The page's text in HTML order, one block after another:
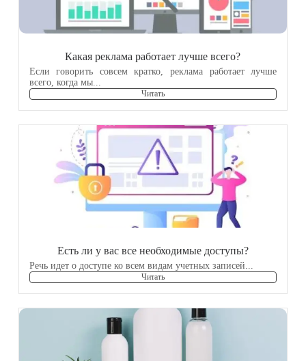
Какая реклама работает лучше всего?
Если говорить совсем кратко, реклама работает лучше
всего, когда мы...
Читать
Есть ли у вас все необходимые доступы?
Речь идет о доступе ко всем видам учетных записей...
Читать